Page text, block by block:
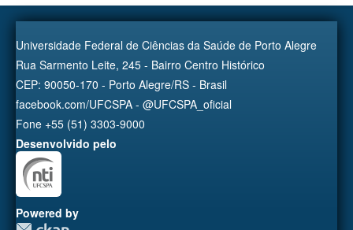
Universidade Federal de Ciências da Saúde de Porto Alegre
Rua Sarmento Leite, 245 - Bairro Centro Histórico
CEP: 90050-170 - Porto Alegre/RS - Brasil
facebook.com/UFCSPA - @UFCSPA_oficial
Fone +55 (51) 3303-9000
Desenvolvido pelo
Powered by